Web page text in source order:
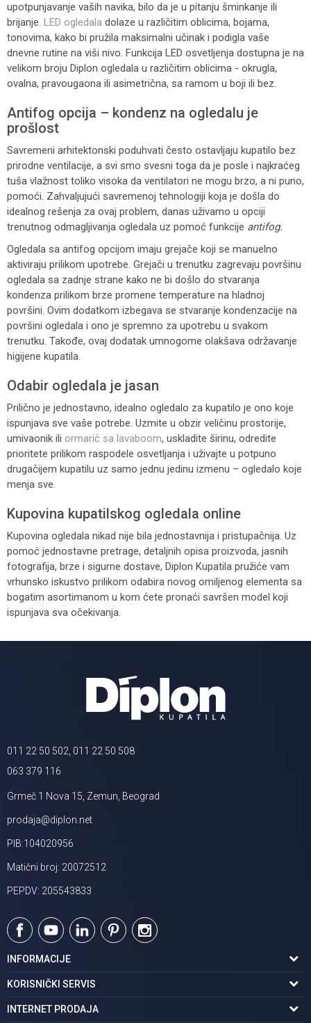
upotpunjavanje vaših navika, bilo da je u pitanju šminkanje ili
brijanje. LED ogledala dolaze u različitim oblicima, bojama,
tonovima, kako bi pružila maksimalni učinak i podigla vaše
dnevne rutine na viši nivo. Funkcija LED osvetljenja dostupna je na
velikom broju Diplon ogledala u različitim oblicima - okrugla,
ovalna, pravougaona ili asimetrična, sa ramom u boji ili bez.
Antifog opcija – kondenz na ogledalu je
prošlost
Savremeni arhitektonski poduhvati često ostavljaju kupatilo bez
prirodne ventilacije, a svi smo svesni toga da je posle i najkraćeg
tuša vlažnost toliko visoka da ventilatori ne mogu brzo, a ni puno,
pomoći. Zahvaljujući savremenoj tehnologiji koja je došla do
idealnog rešenja za ovaj problem, danas uživamo u opciji
trenutnog odmagljivanja ogledala uz pomoć funkcije antifog.
Ogledala sa antifog opcijom imaju grejače koji se manuelno
aktiviraju prilikom upotrebe. Grejači u trenutku zagrevaju površinu
ogledala sa zadnje strane kako ne bi došlo do stvaranja
kondenza prilikom brze promene temperature na hladnoj
površini. Ovim dodatkom izbegava se stvaranje kondenzacije na
površini ogledala i ono je spremno za upotrebu u svakom
trenutku. Takođe, ovaj dodatak umnogome olakšava održavanje
higijene kupatila.
Odabir ogledala je jasan
Prilično je jednostavno, idealno ogledalo za kupatilo je ono koje
ispunjava sve vaše potrebe. Uzmite u obzir veličinu prostorije,
umivaonik ili ormarić sa lavaboom, uskladite širinu, odredite
prioritete prilikom raspodele osvetljanja i uživajte u potpuno
drugačijem kupatilu uz samo jednu jedinu izmenu – ogledalo koje
menja sve.
Kupovina kupatilskog ogledala online
Kupovina ogledala nikad nije bila jednostavnija i pristupačnija. Uz
pomoć jednostavne pretrage, detaljnih opisa proizvoda, jasnih
fotografija, brze i sigurne dostave, Diplon Kupatila pružiće vam
vrhunsko iskustvo prilikom odabira novog omiljenog elementa sa
bogatim asortimanom u kom ćete pronaći savršen model koji
ispunjava sva očekivanja.
011 22 50 502, 011 22 50 508
063 379 116
Grmeč 1 Nova 15, Zemun, Beograd
prodaja@diplon.net
PIB:104020956
Matični broj: 20072512
PEPDV: 205543833
INFORMACIJE
O nama
Podaci o trgovcu
KORISNIČKI SERVIS
Uslovi korišćenja
INTERNET PRODAJA